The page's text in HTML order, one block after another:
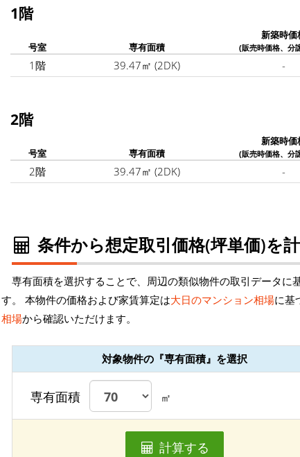
1階
号室 専有面積
新築時価
(販売時価格、分
1階 39.47㎡ (2DK) -
2階
号室 専有面積
新築時価
(販売時価格、分
2階 39.47㎡ (2DK) -
条件から想定取引価格(坪単価)を
専有面積を選択することで、周辺の類似物件の取引データ
す。 本物件の価格および家賃算定は大日のマンション相場に基
相場から確認いただけます。
対象物件の『専有面積』を選択
専有面積 ㎡
計算する